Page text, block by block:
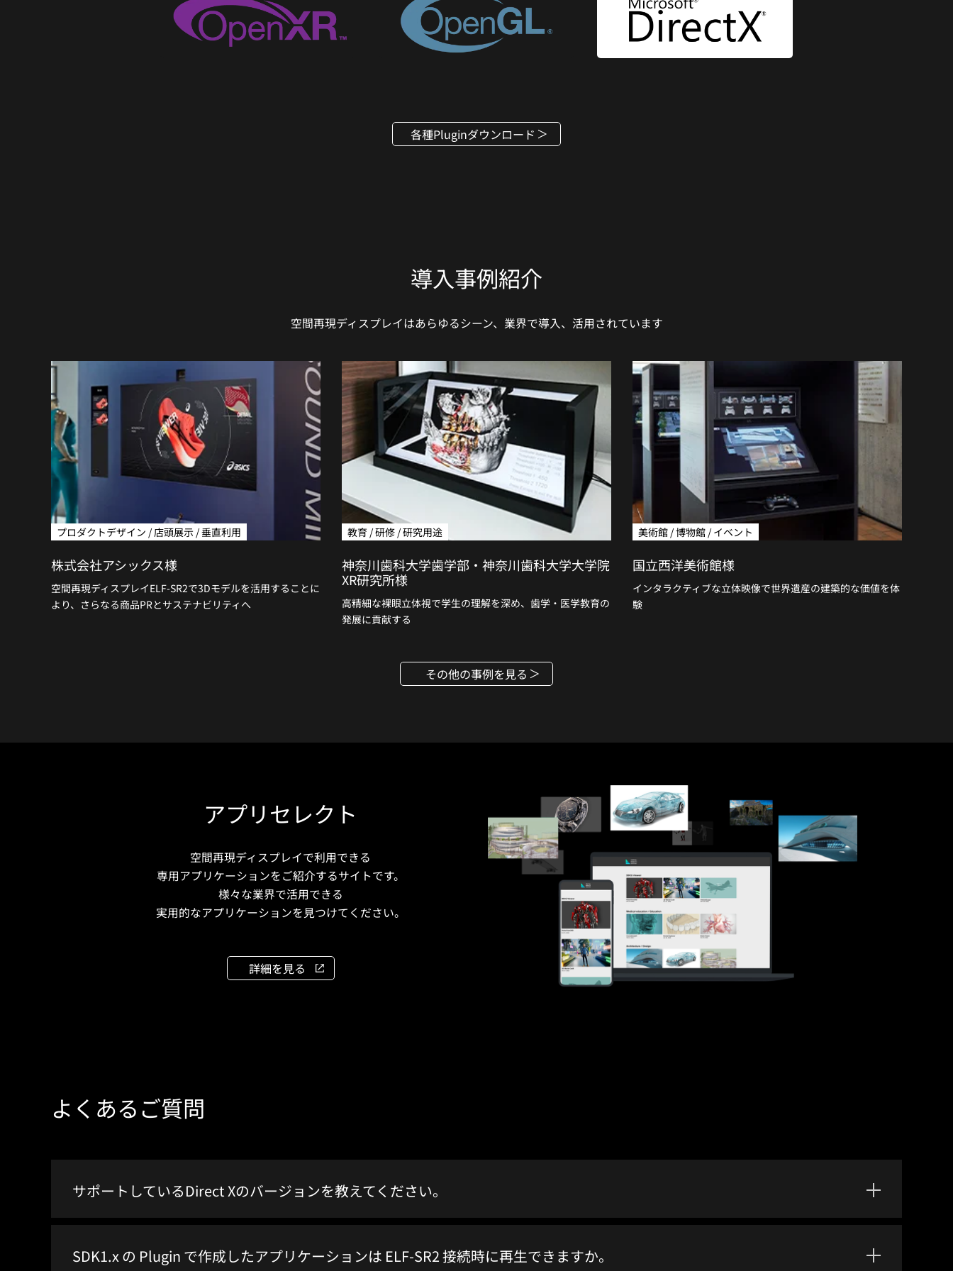
各種Pluginダウンロード
導入事例紹介
空間再現ディスプレイはあらゆるシーン、業界で導入、活用されています
プロダクトデザイン / 店頭展示 / 垂直利用
株式会社アシックス様
空間再現ディスプレイELF-SR2で3Dモデルを活用することに
より、さらなる商品PRとサステナビリティへ
教育 / 研修 / 研究用途
神奈川歯科大学歯学部・神奈川歯科大学大学院
XR研究所様
高精細な裸眼立体視で学生の理解を深め、歯学・医学教育の
発展に貢献する
美術館 / 博物館 / イベント
国立西洋美術館様
インタラクティブな立体映像で世界遺産の建築的な価値を体
験
その他の事例を見る
アプリセレクト
空間再現ディスプレイで利用できる
専用アプリケーションをご紹介するサイトです。
様々な業界で活用できる
実用的なアプリケーションを見つけてください。
詳細を見る
よくあるご質問
サポートしているDirect Xのバージョンを教えてください。
SDK1.x の Plugin で作成したアプリケーションは ELF-SR2 接続時に再生できますか。